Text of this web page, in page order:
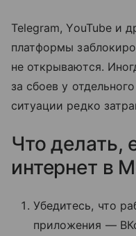
Telegram, YouTube и
платформы
не открываются.
за сбоев у
ситуации редко
Что делать,
интернет в
Убедитесь, что
приложения —